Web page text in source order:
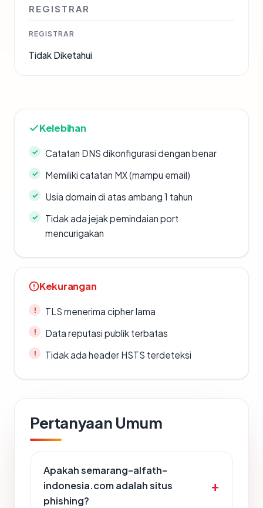
REGISTRAR
REGISTRAR
Tidak Diketahui
Kelebihan
Catatan DNS dikonfigurasi dengan benar
Memiliki catatan MX (mampu email)
Usia domain di atas ambang 1 tahun
Tidak ada jejak pemindaian port
mencurigakan
Kekurangan
TLS menerima cipher lama
Data reputasi publik terbatas
Tidak ada header HSTS terdeteksi
Pertanyaan Umum
Apakah semarang-alfath-
indonesia.com adalah situs
phishing?